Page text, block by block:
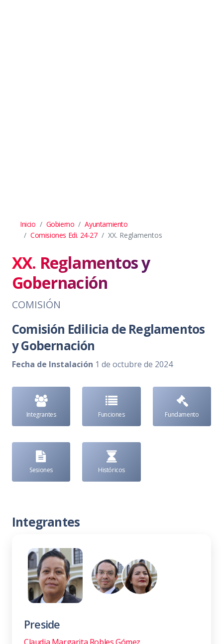
Inicio Gobierno
Ayuntamiento
Comisiones Edi. 24-27
XX. Reglamentos
XX. Reglamentos y
Gobernación
COMISIÓN
Comisión Edilicia de Reglamentos
y Gobernación
Fecha de Instalación 1 de octubre de 2024
Integrantes Funciones Fundamento
Sesiones Históricos
Integrantes
Preside